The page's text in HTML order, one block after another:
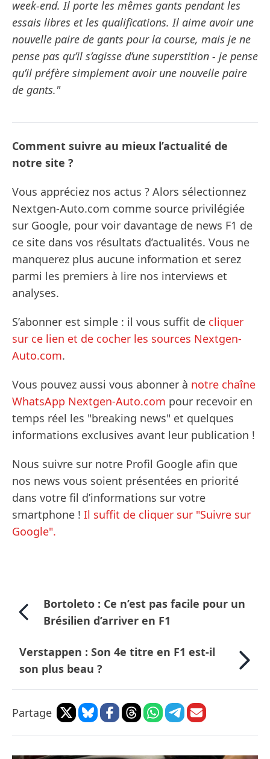
week-end. Il porte les mêmes gants pendant les
essais libres et les qualifications. Il aime avoir une
nouvelle paire de gants pour la course, mais je ne
pense pas qu’il s’agisse d’une superstition - je pense
qu’il préfère simplement avoir une nouvelle paire
de gants."
Comment suivre au mieux l’actualité de
notre site ?
Vous appréciez nos actus ? Alors sélectionnez
Nextgen-Auto.com comme source privilégiée
sur Google, pour voir davantage de news F1 de
ce site dans vos résultats d’actualités. Vous ne
manquerez plus aucune information et serez
parmi les premiers à lire nos interviews et
analyses.
S’abonner est simple : il vous suffit de cliquer
sur ce lien et de cocher les sources Nextgen-
Auto.com.
Vous pouvez aussi vous abonner à notre chaîne
WhatsApp Nextgen-Auto.com pour recevoir en
temps réel les "breaking news" et quelques
informations exclusives avant leur publication !
Nous suivre sur notre Profil Google afin que
nos news vous soient présentées en priorité
dans votre fil d’informations sur votre
smartphone ! Il suffit de cliquer sur "Suivre sur
Google".
Bortoleto : Ce n’est pas facile pour un
Brésilien d’arriver en F1
Verstappen : Son 4e titre en F1 est-il
son plus beau ?
Partage